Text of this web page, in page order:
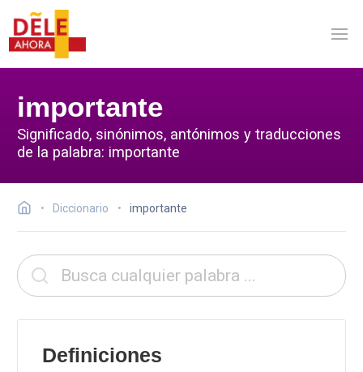
importante
Significado, sinónimos, antónimos y traducciones
de la palabra: importante
Diccionario importante
Definiciones